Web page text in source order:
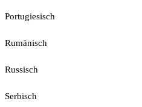
Portugiesisch
Rumänisch
Russisch
Serbisch